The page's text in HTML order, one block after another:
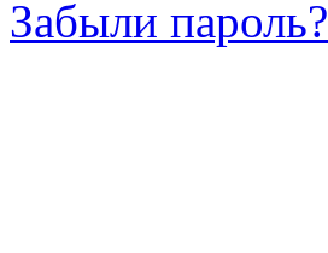
Забыли пароль?